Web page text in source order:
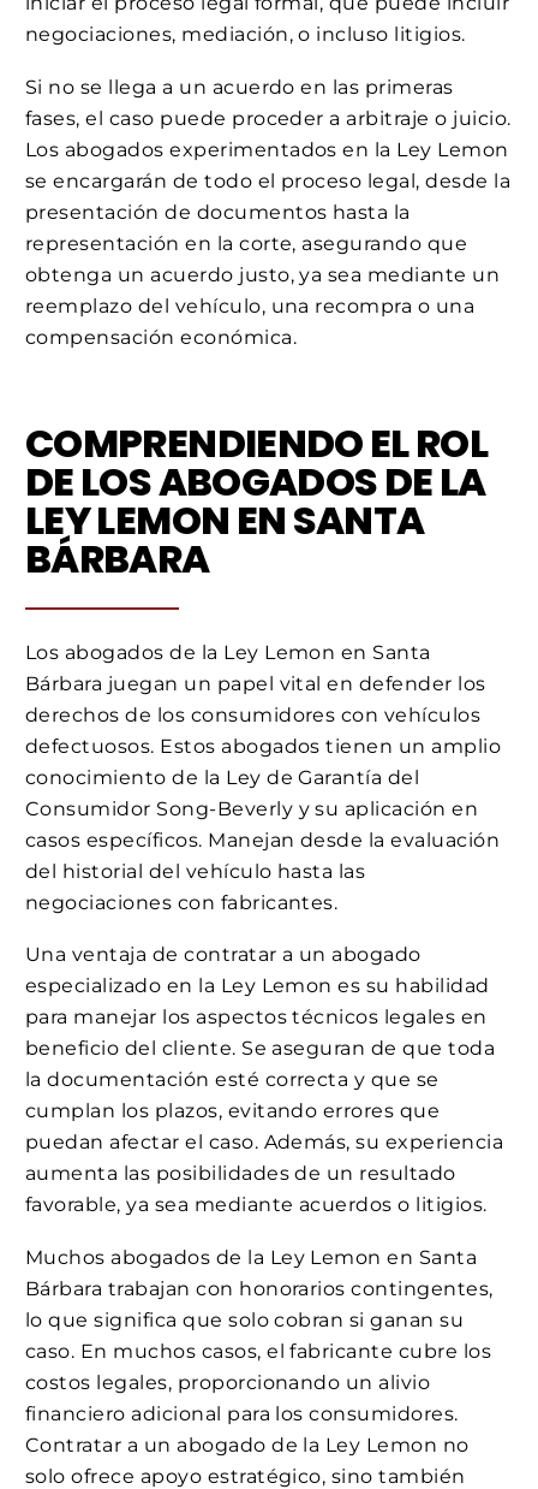
negociaciones, mediación, o incluso litigios.
Si no se llega a un acuerdo en las primeras
fases, el caso puede proceder a arbitraje o juicio.
Los abogados experimentados en la Ley Lemon
se encargarán de todo el proceso legal, desde la
presentación de documentos hasta la
representación en la corte, asegurando que
obtenga un acuerdo justo, ya sea mediante un
reemplazo del vehículo, una recompra o una
compensación económica.
COMPRENDIENDO EL ROL
DE LOS ABOGADOS DE LA
LEY LEMON EN SANTA
BÁRBARA
Los abogados de la Ley Lemon en Santa
Bárbara juegan un papel vital en defender los
derechos de los consumidores con vehículos
defectuosos. Estos abogados tienen un amplio
conocimiento de la Ley de Garantía del
Consumidor Song-Beverly y su aplicación en
casos específicos. Manejan desde la evaluación
del historial del vehículo hasta las
negociaciones con fabricantes.
Una ventaja de contratar a un abogado
especializado en la Ley Lemon es su habilidad
para manejar los aspectos técnicos legales en
beneficio del cliente. Se aseguran de que toda
la documentación esté correcta y que se
cumplan los plazos, evitando errores que
puedan afectar el caso. Además, su experiencia
aumenta las posibilidades de un resultado
favorable, ya sea mediante acuerdos o litigios.
Muchos abogados de la Ley Lemon en Santa
Bárbara trabajan con honorarios contingentes,
lo que significa que solo cobran si ganan su
caso. En muchos casos, el fabricante cubre los
costos legales, proporcionando un alivio
financiero adicional para los consumidores.
Contratar a un abogado de la Ley Lemon no
solo ofrece apoyo estratégico, sino también